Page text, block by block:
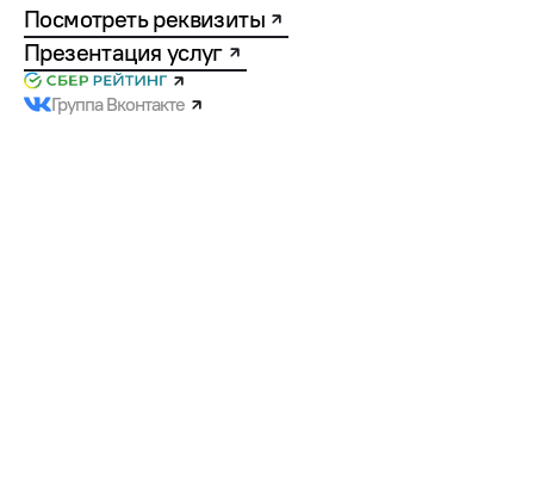
Посмотреть реквизиты
Презентация услуг
Группа Вконтакте